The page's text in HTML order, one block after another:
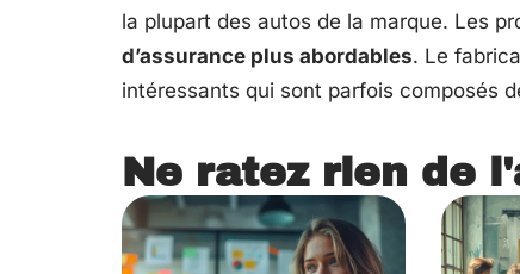
la plupart des autos de la marque. Les
d’assurance plus abordables. Le
intéressants qui sont parfois composés
Ne ratez rien de